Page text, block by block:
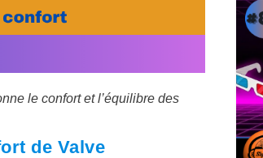
le confort et l’équilibre des
de Valve